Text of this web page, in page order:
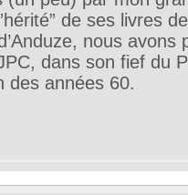
de ses livres
nous avons
dans son fief du
des années 60.